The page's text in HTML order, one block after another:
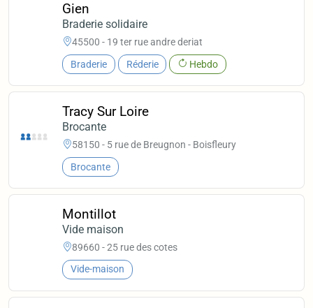
Gien
Braderie solidaire
45500 - 19 ter rue andre deriat
Braderie Réderie Hebdo
Tracy Sur Loire
Brocante
58150 - 5 rue de Breugnon - Boisfleury
Brocante
Montillot
Vide maison
89660 - 25 rue des cotes
Vide-maison